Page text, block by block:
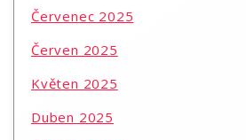
Červenec 2025
Červen 2025
Květen 2025
Duben 2025